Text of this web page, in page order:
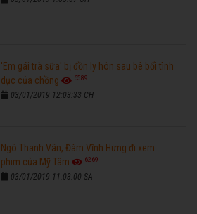
'Em gái trà sữa' bị đồn ly hôn sau bê bối tình
dục của chồng
6589
03/01/2019 12:03:33 CH
Ngô Thanh Vân, Đàm Vĩnh Hưng đi xem
phim của Mỹ Tâm
6269
03/01/2019 11:03:00 SA